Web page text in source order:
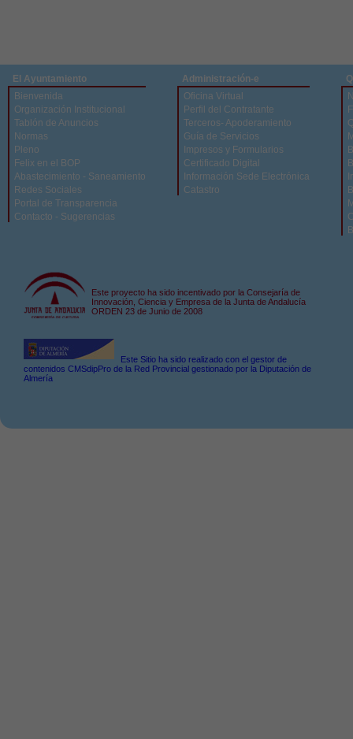
El Ayuntamiento
Bienvenida
Organización Institucional
Tablón de Anuncios
Normas
Pleno
Felix en el BOP
Abastecimiento - Saneamiento
Redes Sociales
Portal de Transparencia
Contacto - Sugerencias
Administración-e
Oficina Virtual
Perfil del Contratante
Terceros- Apoderamiento
Guía de Servicios
Impresos y Formularios
Certificado Digital
Información Sede Electrónica
Catastro
Este proyecto ha sido incentivado por la Consejaría de
Innovación, Ciencia y Empresa de la Junta de Andalucía
ORDEN 23 de Junio de 2008
Este Sitio ha sido realizado con el gestor de
contenidos CMSdipPro de la Red Provincial gestionado por la Diputación de
Almería